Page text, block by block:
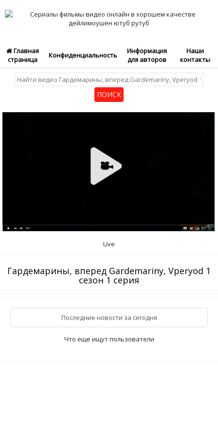
Главная
страница
Конфиденциальность
Информация
для авторов
Наши
контакты
Live
Гардемарины, вперед Gardemariny, Vperyod 1
сезон 1 серия
Последние новости за сегодня
Что еще ищут пользователи